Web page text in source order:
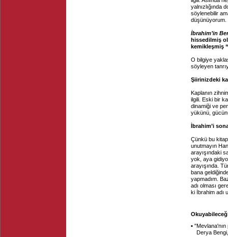
yalnızlığında
söylenebilir
düşünüyorum.
İbrahim’in
hissedilmiş
kemikleşmiş
O bilgiye
söyleyen
Şiirinizdeki
Kaplanın
ilgili. Eski bir
dinamiği ve
yükünü,
İbrahim’i
Çünkü bu
unutmayın
arayışındaki
yok, aya
arayışında.
bana
yapmadım.
adı olması
ki İbrahim adı
▪ "Mevlana'nın
Derya